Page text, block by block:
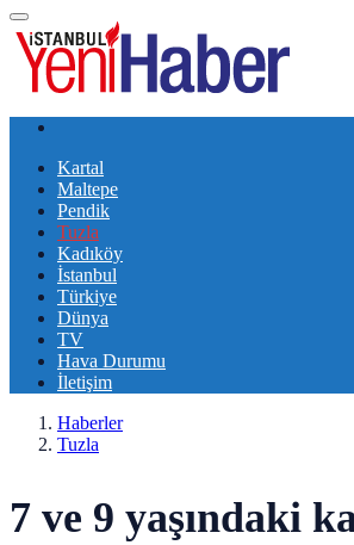
Kartal
Maltepe
Pendik
Tuzla
Kadıköy
İstanbul
Türkiye
Dünya
TV
Hava Durumu
İletişim
Haberler
Tuzla
7 ve 9 yaşındaki